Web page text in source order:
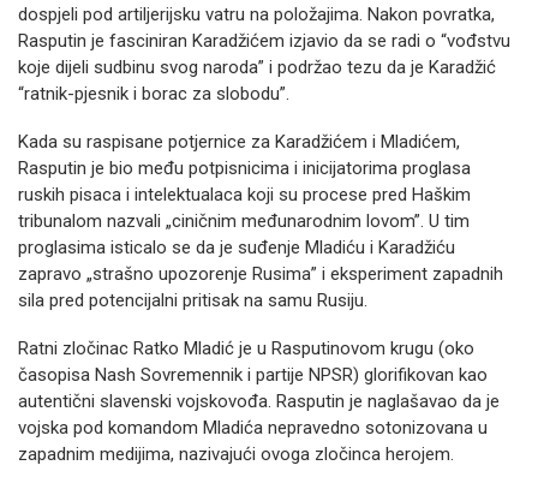
dospjeli pod artiljerijsku vatru na položajima. Nakon povratka,
Rasputin je fasciniran Karadžićem izjavio da se radi o “vođstvu
koje dijeli sudbinu svog naroda” i podržao tezu da je Karadžić
“ratnik-pjesnik i borac za slobodu”.
Kada su raspisane potjernice za Karadžićem i Mladićem,
Rasputin je bio među potpisnicima i inicijatorima proglasa
ruskih pisaca i intelektualaca koji su procese pred Haškim
tribunalom nazvali „ciničnim međunarodnim lovom”. U tim
proglasima isticalo se da je suđenje Mladiću i Karadžiću
zapravo „strašno upozorenje Rusima” i eksperiment zapadnih
sila pred potencijalni pritisak na samu Rusiju.
Ratni zločinac Ratko Mladić je u Rasputinovom krugu (oko
časopisa Nash Sovremennik i partije NPSR) glorifikovan kao
autentični slavenski vojskovođa. Rasputin je naglašavao da je
vojska pod komandom Mladića nepravedno sotonizovana u
zapadnim medijima, nazivajući ovoga zločinca herojem.